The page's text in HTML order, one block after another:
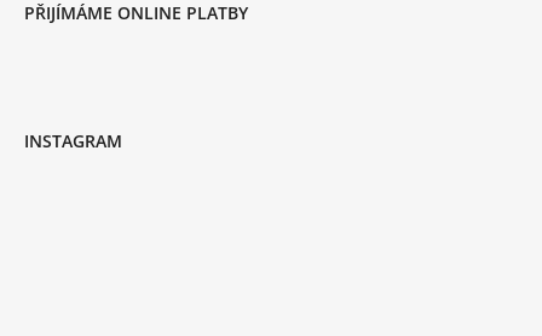
P
O
E
M
PŘIJÍMÁME ONLINE PLATBY
INSTAGRAM